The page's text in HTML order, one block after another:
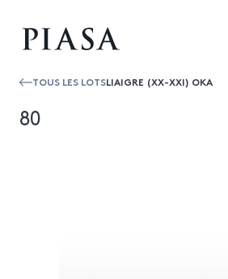
TOUS LES LOTSLIAIGRE (XX-XXI) OKA
80